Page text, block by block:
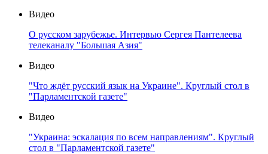
Видео
О русском зарубежье. Интервью Сергея Пантелеева
телеканалу "Большая Азия"
Видео
"Что ждёт русский язык на Украине". Круглый стол в
"Парламентской газете"
Видео
"Украина: эскалация по всем направлениям". Круглый
стол в "Парламентской газете"